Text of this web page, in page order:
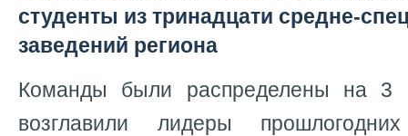
студенты из тринадцати средне-
заведений региона
Команды были распределены на 3
возглавили лидеры